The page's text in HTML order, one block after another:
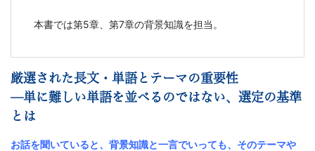
本書では第5章、第7章の背景知識を担当。
厳選された長文・単語とテーマの重要性
—単に難しい単語を並べるのではない、選定の基準
とは
お話を聞いていると、背景知識と一言でいっても、そのテーマや